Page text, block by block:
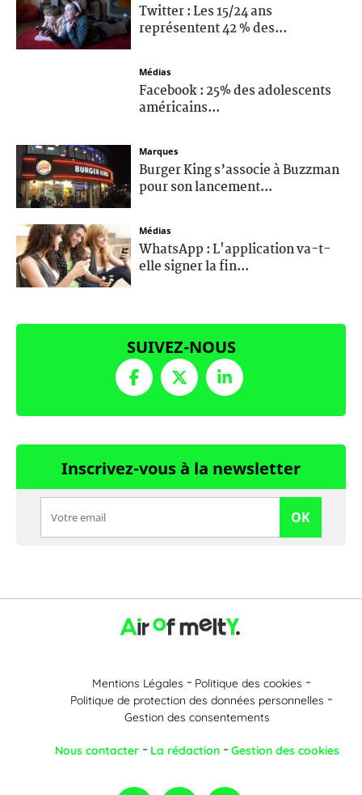
Twitter : Les 15/24 ans
représentent 42 % des...
Médias
Facebook : 25% des adolescents
américains...
Marques
Burger King s’associe à Buzzman
pour son lancement...
Médias
WhatsApp : L'application va-t-
elle signer la fin...
SUIVEZ-NOUS
Inscrivez-vous à la newsletter
OK
Mentions Légales
Politique des cookies
Politique de protection des données personnelles
Gestion des consentements
Nous contacter La rédaction Gestion des cookies